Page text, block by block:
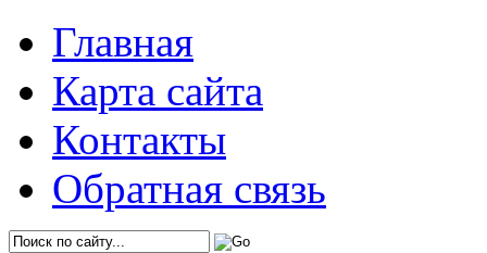
Главная
Карта сайта
Контакты
Обратная связь